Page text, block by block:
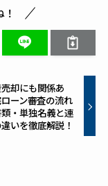
売却にも関係あ
ーン審査の流れ
・単独名義と連
いを徹底解説！